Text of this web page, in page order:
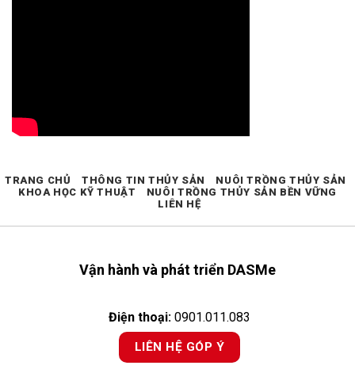
Vận hành và phát triển DASMe
Điện thoại: 0901.011.083
LIÊN HỆ GÓP Ý
TRANG CHỦ THÔNG TIN THỦY SẢN
NUÔI TRỒNG THỦY SẢN
KHOA HỌC KỸ THUẬT
NUÔI TRỒNG THỦY SẢN BỀN VỮNG
LIÊN HỆ